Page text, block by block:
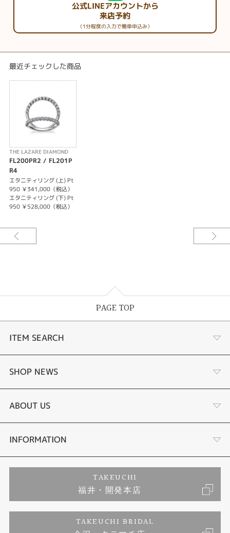
公式LINEアカウントから
来店予約
（1分程度の入力で簡単申込み）
最近チェックした商品
THE LAZARE DIAMOND
FL200PR2 / FL201P
R4
エタニティリング (上) Pt
950 ￥341,000（税込）
エタニティリング (下) Pt
950 ￥528,000（税込）
PAGE TOP
ITEM SEARCH
婚約指輪
結婚指輪
セットリング
エタニティリング
婚約ネックレス
SHOP NEWS
サプライズプロポーズ相談室
ダイヤモンドカッターブランド
アフターメンテナンス
富山指輪工房｜手作りペアリング
ABOUT US
店舗情報
お問い合わせ
INFORMATION
TAKEUCHI
福井・開発本店
TAKEUCHI BRIDAL